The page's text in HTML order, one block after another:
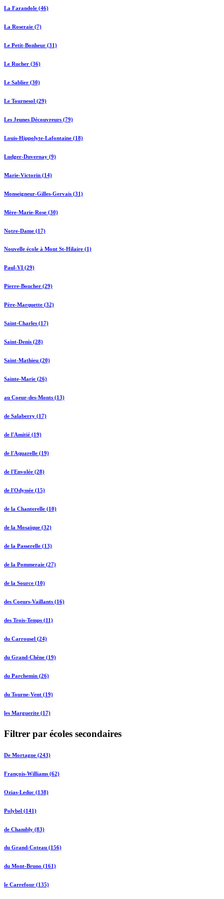
La Farandole (46)
La Roseraie (7)
Le Petit-Bonheur (31)
Le Rucher (36)
Le Sablier (30)
Le Tournesol (29)
Les Jeunes Découvreurs (79)
Louis-Hippolyte-Lafontaine (18)
Ludger-Duvernay (9)
Marie-Victorin (14)
Monseigneur-Gilles-Gervais (31)
Mère-Marie-Rose (30)
Notre-Dame (17)
Nouvelle école à Mont St-Hilaire (1)
Paul-VI (29)
Pierre-Boucher (29)
Père-Marquette (32)
Saint-Charles (17)
Saint-Denis (28)
Saint-Mathieu (20)
Sainte-Marie (26)
au Coeur-des-Monts (13)
de Salaberry (17)
de l'Amitié (19)
de l'Aquarelle (19)
de l'Envolée (28)
de l'Odyssée (15)
de la Chanterelle (10)
de la Mosaïque (32)
de la Passerelle (13)
de la Pommeraie (27)
de la Source (10)
des Coeurs-Vaillants (16)
des Trois-Temps (11)
du Carrousel (24)
du Grand-Chêne (19)
du Parchemin (26)
du Tourne-Vent (19)
les Marguerite (17)
Filtrer par écoles secondaires
De Mortagne (243)
François-Williams (62)
Ozias-Leduc (138)
Polybel (141)
de Chambly (83)
du Grand-Coteau (156)
du Mont-Bruno (161)
le Carrefour (135)